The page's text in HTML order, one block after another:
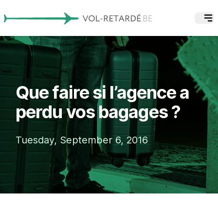
Que faire si l’agence a
perdu vos bagages ?
Tuesday, September 6, 2016